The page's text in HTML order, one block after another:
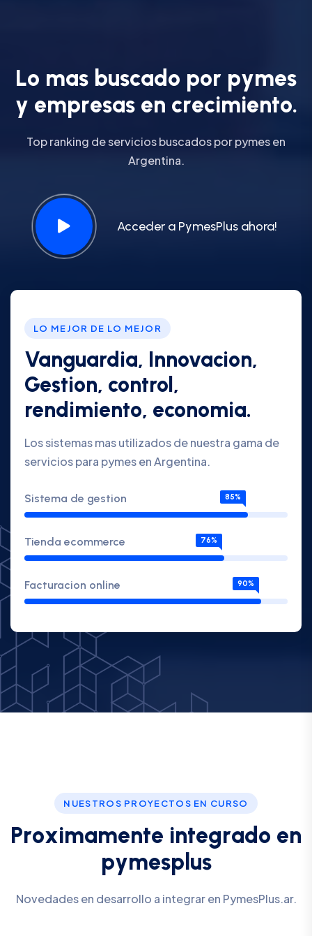
Lo mas buscado por pymes
y empresas en crecimiento.
Top ranking de servicios buscados por pymes en
Argentina.
Acceder a PymesPlus ahora!
LO MEJOR DE LO MEJOR
Vanguardia, Innovacion,
Gestion, control,
rendimiento, economia.
Los sistemas mas utilizados de nuestra gama de
servicios para pymes en Argentina.
Sistema de gestion 85%
Tienda ecommerce 76%
Facturacion online 90%
NUESTROS PROYECTOS EN CURSO
Proximamente integrado en
pymesp us
Novedades en desarrollo a integrar en PymesPlus.ar.